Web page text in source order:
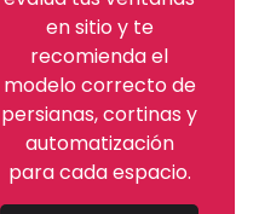
en sitio y te
recomienda el
modelo correcto de
persianas, cortinas y
automatización
para cada espacio.